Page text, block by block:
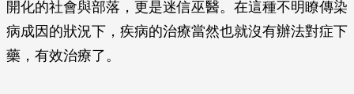
開化的社會與部落，更是迷信巫醫。在這種不明瞭傳染
病成因的狀況下，疾病的治療當然也就沒有辦法對症下
藥，有效治療了。